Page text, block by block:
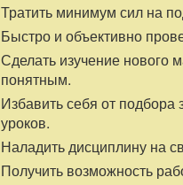
Тратить минимум сил на
Быстро и объективно
Сделать изучение нового
понятным.
Избавить себя от подбора
уроков.
Наладить дисциплину на
Получить возможность